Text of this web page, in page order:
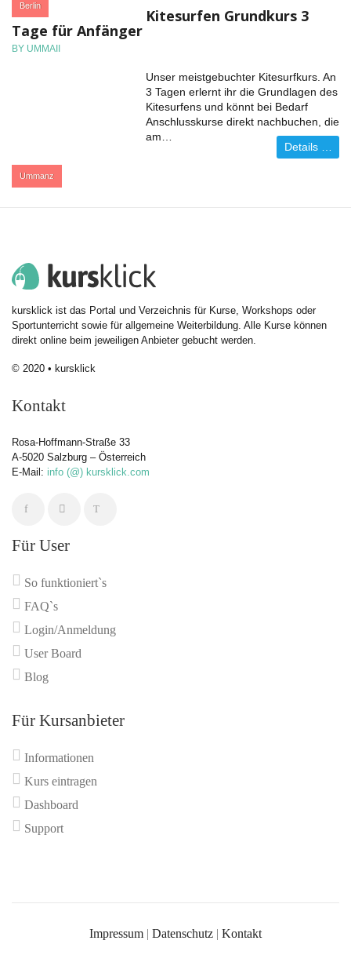
Berlin
Kitesurfen Grundkurs 3
Tage für Anfänger
BY UMMAII
Ummanz
Unser meistgebuchter Kitesurfkurs. An
3 Tagen erlernt ihr die Grundlagen des
Kitesurfens und könnt bei Bedarf
Anschlusskurse direkt nachbuchen, die
am…
Details …
kursklick ist das Portal und Verzeichnis für Kurse, Workshops oder
Sportunterricht sowie für allgemeine Weiterbildung. Alle Kurse können
direkt online beim jeweiligen Anbieter gebucht werden.
© 2020 • kursklick
Kontakt
Rosa-Hoffmann-Straße 33
A-5020 Salzburg – Österreich
E-Mail: info (@) kursklick.com
Für User
So funktioniert`s
FAQ`s
Login/Anmeldung
User Board
Blog
Für Kursanbieter
Informationen
Kurs eintragen
Dashboard
Support
Impressum | Datenschutz | Kontakt